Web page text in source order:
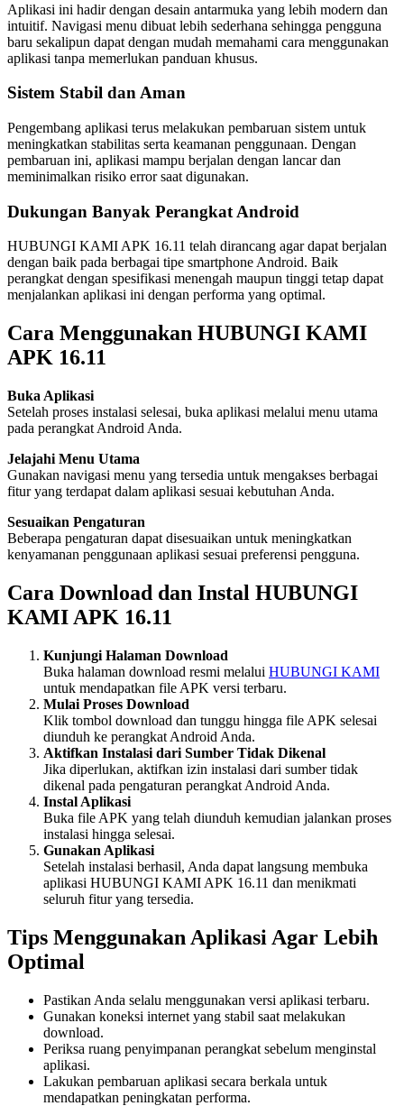
Aplikasi ini hadir dengan desain antarmuka yang lebih modern dan
intuitif. Navigasi menu dibuat lebih sederhana sehingga pengguna
baru sekalipun dapat dengan mudah memahami cara menggunakan
aplikasi tanpa memerlukan panduan khusus.
Sistem Stabil dan Aman
Pengembang aplikasi terus melakukan pembaruan sistem untuk
meningkatkan stabilitas serta keamanan penggunaan. Dengan
pembaruan ini, aplikasi mampu berjalan dengan lancar dan
meminimalkan risiko error saat digunakan.
Dukungan Banyak Perangkat Android
HUBUNGI KAMI APK 16.11 telah dirancang agar dapat berjalan
dengan baik pada berbagai tipe smartphone Android. Baik
perangkat dengan spesifikasi menengah maupun tinggi tetap dapat
menjalankan aplikasi ini dengan performa yang optimal.
Cara Menggunakan HUBUNGI KAMI
APK 16.11
Buka Aplikasi
Setelah proses instalasi selesai, buka aplikasi melalui menu utama
pada perangkat Android Anda.
Jelajahi Menu Utama
Gunakan navigasi menu yang tersedia untuk mengakses berbagai
fitur yang terdapat dalam aplikasi sesuai kebutuhan Anda.
Sesuaikan Pengaturan
Beberapa pengaturan dapat disesuaikan untuk meningkatkan
kenyamanan penggunaan aplikasi sesuai preferensi pengguna.
Cara Download dan Instal HUBUNGI
KAMI APK 16.11
Kunjungi Halaman Download
Buka halaman download resmi melalui HUBUNGI KAMI
untuk mendapatkan file APK versi terbaru.
Mulai Proses Download
Klik tombol download dan tunggu hingga file APK selesai
diunduh ke perangkat Android Anda.
Aktifkan Instalasi dari Sumber Tidak Dikenal
Jika diperlukan, aktifkan izin instalasi dari sumber tidak
dikenal pada pengaturan perangkat Android Anda.
Instal Aplikasi
Buka file APK yang telah diunduh kemudian jalankan proses
instalasi hingga selesai.
Gunakan Aplikasi
Setelah instalasi berhasil, Anda dapat langsung membuka
aplikasi HUBUNGI KAMI APK 16.11 dan menikmati
seluruh fitur yang tersedia.
Tips Menggunakan Aplikasi Agar Lebih
Optimal
Pastikan Anda selalu menggunakan versi aplikasi terbaru.
Gunakan koneksi internet yang stabil saat melakukan
download.
Periksa ruang penyimpanan perangkat sebelum menginstal
aplikasi.
Lakukan pembaruan aplikasi secara berkala untuk
mendapatkan peningkatan performa.